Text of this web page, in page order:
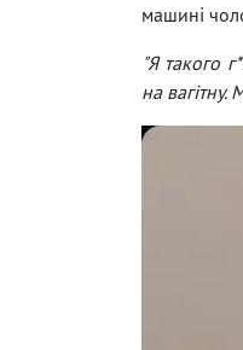
машині
"Я такого
на